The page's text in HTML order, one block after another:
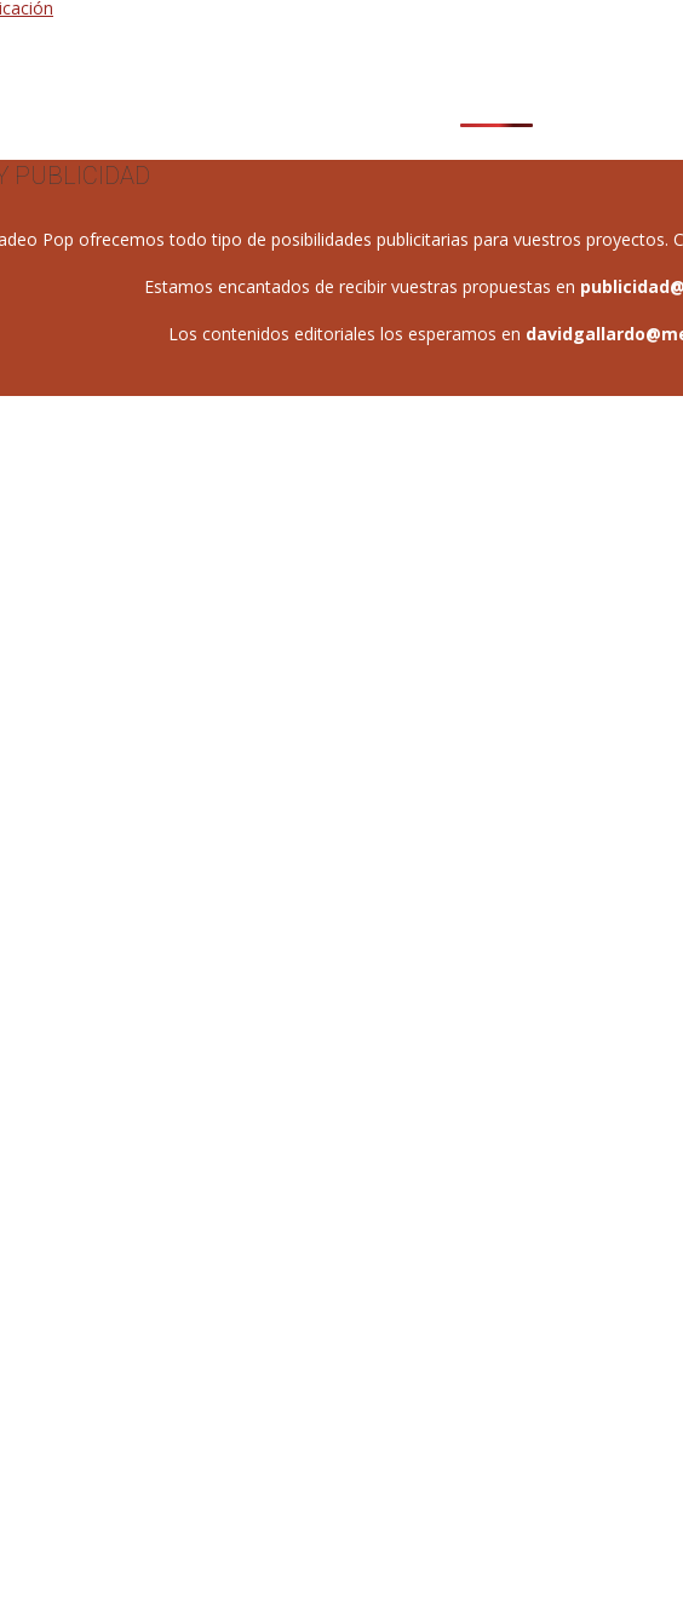
PUBLICIDAD
Pop ofrecemos todo tipo de posibilidades publicitarias para vuestros proyectos.
Estamos encantados de recibir vuestras propuestas en
Los contenidos editoriales los esperamos en